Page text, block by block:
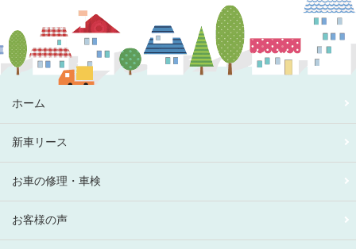
ホーム
新車リース
お車の修理・車検
お客様の声